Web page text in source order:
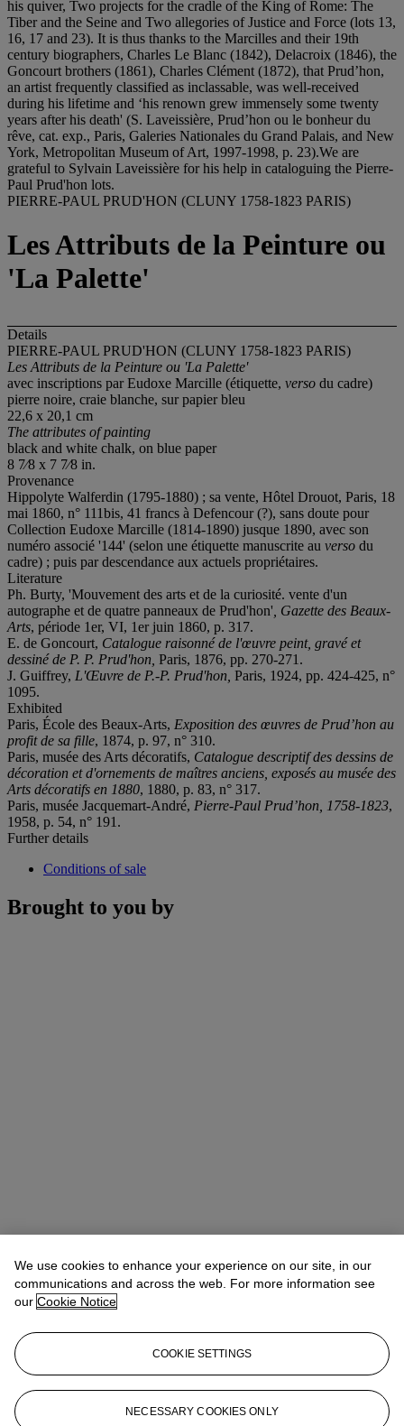
his quiver, Two projects for the cradle of the King of Rome: The
Tiber and the Seine and Two allegories of Justice and Force (lots 13,
16, 17 and 23). It is thus thanks to the Marcilles and their 19th
century biographers, Charles Le Blanc (1842), Delacroix (1846), the
Goncourt brothers (1861), Charles Clément (1872), that Prud’hon,
an artist frequently classified as inclassable, was well-received
during his lifetime and ‘his renown grew immensely some twenty
years after his death' (S. Laveissière, Prud’hon ou le bonheur du
rêve, cat. exp., Paris, Galeries Nationales du Grand Palais, and New
York, Metropolitan Museum of Art, 1997-1998, p. 23).We are
grateful to Sylvain Laveissière for his help in cataloguing the Pierre-
Paul Prud'hon lots.
PIERRE-PAUL PRUD'HON (CLUNY 1758-1823 PARIS)
Les Attributs de la Peinture ou
'La Palette'
Details
PIERRE-PAUL PRUD'HON (CLUNY 1758-1823 PARIS)
Les Attributs de la Peinture ou 'La Palette'
avec inscriptions par Eudoxe Marcille (étiquette, verso du cadre)
pierre noire, craie blanche, sur papier bleu
22,6 x 20,1 cm
The attributes of painting
black and white chalk, on blue paper
8 7⁄8 x 7 7⁄8 in.
Provenance
Hippolyte Walferdin (1795-1880) ; sa vente, Hôtel Drouot, Paris, 18
mai 1860, n° 111bis, 41 francs à Defencour (?), sans doute pour
Collection Eudoxe Marcille (1814-1890) jusque 1890, avec son
numéro associé '144' (selon une étiquette manuscrite au verso du
cadre) ; puis par descendance aux actuels propriétaires.
Literature
Ph. Burty, 'Mouvement des arts et de la curiosité. vente d'un
autographe et de quatre panneaux de Prud'hon' , Gazette des Beaux-
Arts, période 1er, VI, 1er juin 1860, p. 317.
E. de Goncourt, Catalogue raisonnéde l'œuvre peint, gravé et
dessinéde P. P. Prud'hon, Paris, 1876, pp. 270-271.
J. Guiffrey, L'Œuvre de P.-P. Prud'hon, Paris, 1924, pp. 424-425, n°
1095.
Exhibited
Paris, École des Beaux-Arts, Exposition des œuvres de Prud’hon au
profit de sa fille, 1874, p. 97, n° 310.
Paris, musée des Arts décoratifs, Catalogue descriptif des dessins de
décoration et d'ornements de maîtres anciens, exposés au musée des
Arts décoratifs en 1880, 1880, p. 83, n° 317.
Paris, musée Jacquemart-André, Pierre-Paul Prud’hon, 1758-1823,
1958, p. 54, n° 191.
Further details
Conditions of sale
Brought to you by
Pierre Etienne
International Director, Deputy Chairman of Christie's
France, Old Master Paintings
We use cookies to enhance your experience on our site, in our
communications and across the web. For more information see
our Cookie Notice
COOKIE SETTINGS
NECESSARY COOKIES ONLY